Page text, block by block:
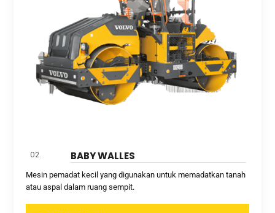
02. BABY WALLES
Mesin pemadat kecil yang digunakan untuk memadatkan tanah
atau aspal dalam ruang sempit.